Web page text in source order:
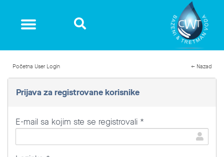
Početna User Login ← Nazad
Prijava za registrovane korisnike
E-mail sa kojim ste se registrovali *